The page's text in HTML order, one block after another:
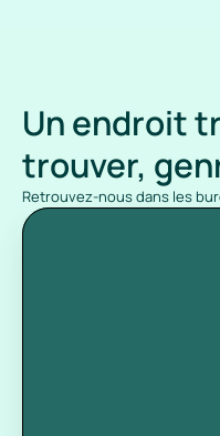
Un endroit
trouver,
Retrouvez-nous dans les